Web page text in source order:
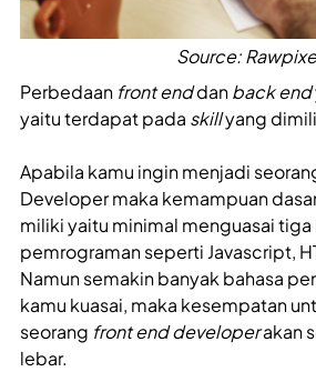
Source:
Perbedaan front enddanback end
yaitu terdapat pada skillyang
Apabila kamu ingin menjadi
Developer maka kemampuan
miliki yaitu minimal menguasai tiga
pemrograman seperti Javascript,
Namun semakin banyak bahasa
kamu kuasai, maka kesempatan
seorang front end developerakan
lebar.